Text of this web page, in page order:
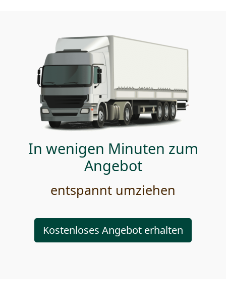
In wenigen Minuten zum
Angebot
entspannt umziehen
Kostenloses Angebot erhalten